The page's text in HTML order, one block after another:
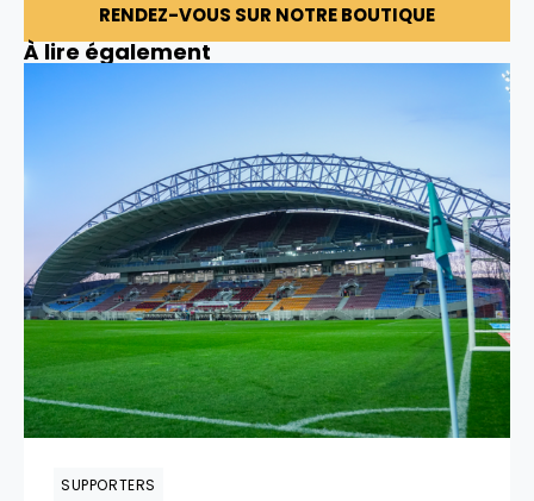
RENDEZ-VOUS SUR NOTRE BOUTIQUE
À lire également
SUPPORTERS